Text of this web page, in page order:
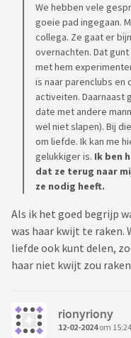
We hebben vele
goeie pad ingegaan.
collega. Ze gaat er
overnachten. Dat
met hem
is naar parenclubs en
activeiten. Daarnaast
date met andere
wel niet slapen). Bij
om liefde. Ik kan me
gelukkiger is. Ik ben
dat ze terug naar
ze nodig heeft.
Als ik het goed begrijp
was haar kwijt te raken.
liefde ook kunt delen,
haar niet kwijt zou
rionyriony
12-02-2024om 15:24